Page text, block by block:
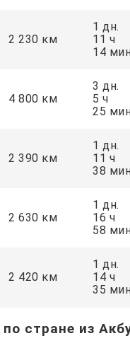
2 230 км
1 дн.
11 ч
14
4 800 км
3 дн.
5 ч
25
2 390 км
1 дн.
11 ч
38
2 630 км
1 дн.
16 ч
58
2 420 км
1 дн.
14 ч
35
стране из